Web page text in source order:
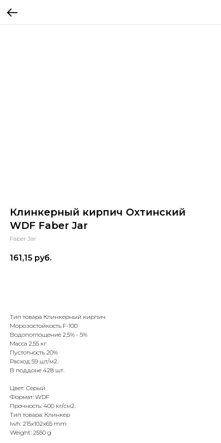
Клинкерный кирпич Охтинский
WDF Faber Jar
Faber Jar
161,15 руб.
Тип товара Клинкерный кирпич
Морозостойкость F-100
Водопоглощение 2,5% - 5%
Масса 2,55 кг
Пустотность 20%
Расход 59 шт/м2.
В поддоне 428 шт.
Цвет: Серый
Формат: WDF
Прочность: 400 кг/см2.
Тип товара: Клинкер
lwh: 215x102x65 mm
Weight: 2550 g